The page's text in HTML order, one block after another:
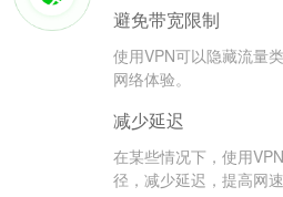
避免带宽限制
使用VPN可以隐藏流量
网络体验。
减少延迟
在某些情况下，使用
径，减少延迟，提高网速